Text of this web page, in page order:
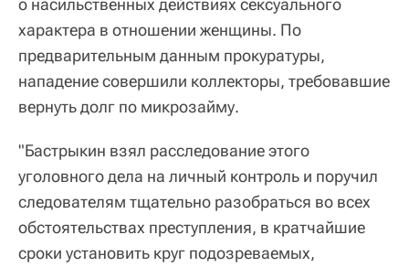
характера в отношении женщины. По
предварительным данным прокуратуры,
нападение совершили коллекторы, требовавшие
вернуть долг по микрозайму.
"Бастрыкин взял расследование этого
уголовного дела на личный контроль и поручил
следователям тщательно разобраться во всех
обстоятельствах преступления, в кратчайшие
сроки установить круг подозреваемых,